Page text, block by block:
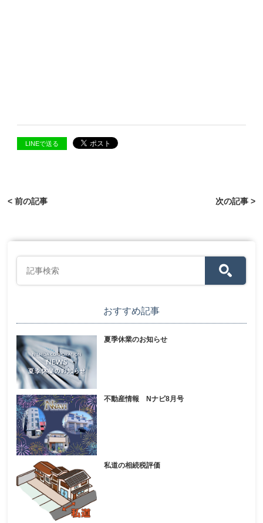
LINEで送る
< 前の記事 次の記事 >
おすすめ記事
夏季休業のお知らせ
不動産情報 Nナビ8月号
私道の相続税評価